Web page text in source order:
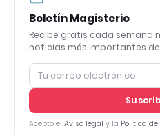
Boletín Magisterio
Recibe gratis cada semana
noticias más importantes
Acepto el Aviso legal y la Política